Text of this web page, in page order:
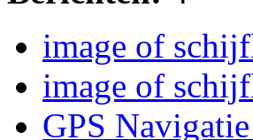
image of
image of
GPS